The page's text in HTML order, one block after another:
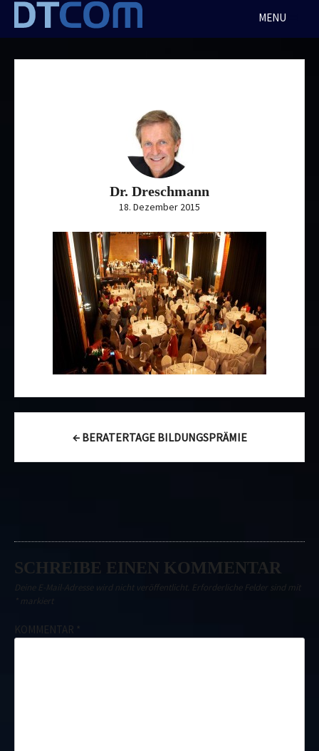
Skip
content
MENU
Dr. Dreschmann
18. Dezember 2015
navigation
←BERATERTAGE BILDUNGSPRÄMIE
SCHREIBE EINEN KOMMENTAR
Deine E-Mail-Adresse wird nicht veröffentlicht. Erforderliche Felder sind mit
* markiert
KOMMENTAR *